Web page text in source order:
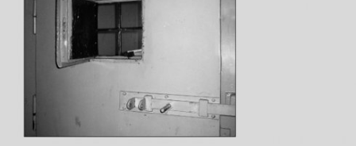
Lightbox